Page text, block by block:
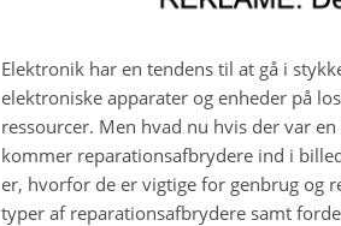
Elektronik har en tendens til at gå i
elektroniske apparater og enheder på
ressourcer. Men hvad nu hvis der var
kommer reparationsafbrydere ind i
er, hvorfor de er vigtige for genbrug og
typer af reparationsafbrydere samt